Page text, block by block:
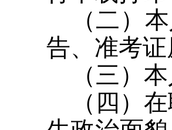
（二）
告、准考
（三）
（四）